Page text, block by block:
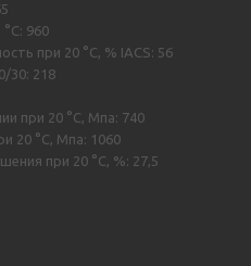
960
при 20 °C, % IACS: 56
30: 218
при 20 °C, Мпа: 740
20 °C, Мпа: 1060
при 20 °C, %: 27,5